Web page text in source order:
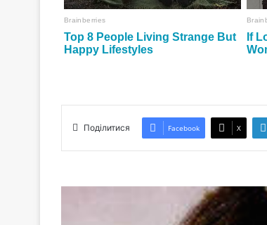
Поділитися Facebook X